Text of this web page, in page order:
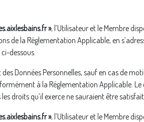
», l’Utilisateur et le Membre
de la Réglementation Applicable, en
dessous.
Données Personnelles, sauf en cas de
à la Réglementation Applicable. Le
droits qu’il exerce ne sauraient être
», l’Utilisateur et le Membre